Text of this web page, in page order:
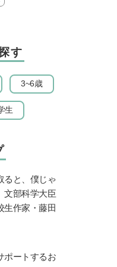
ではあきらめ
…
す
3~6歳
生
ると、僕じゃ
文部科学大臣
生作家・藤田
ポートするお